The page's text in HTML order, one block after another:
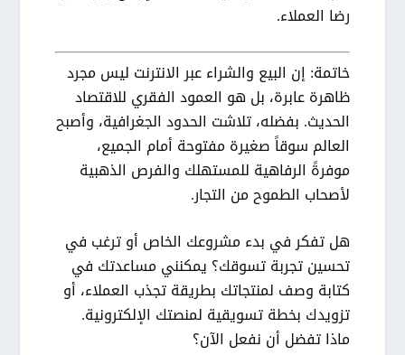
رضا العملاء.
خاتمة: إن البيع والشراء عبر الانترنت ليس مجرد
ظاهرة عابرة، بل هو العمود الفقري للاقتصاد
الحديث. بفضله، تلاشت الحدود الجغرافية، وأصبح
العالم سوقاً صغيرة مفتوحة أمام الجميع،
موفرةً الرفاهية للمستهلك والفرص الذهبية
لأصحاب الطموح من التجار.
هل تفكر في بدء مشروعك الخاص أو ترغب في
تحسين تجربة تسوقك؟ يمكنني مساعدتك في
كتابة وصف لمنتجاتك بطريقة تجذب العملاء، أو
تزويدك بخطة تسويقية لمنصتك الإلكترونية.
ماذا تفضل أن نفعل الآن؟